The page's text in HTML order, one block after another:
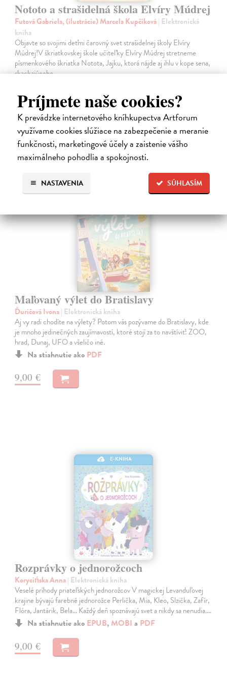
Príjmete naše cookies?
K prevádzke internetového kníhkupectva Artforum
využívame cookies slúžiace na zabezpečenie a meranie
funkčnosti, marketingové účely a zaistenie vášho
maximálneho pohodlia a spokojnosti.
SÚHLASÍM
NASTAVENIA
Nototo a strašidelná škola Elvíry Múdrej
Futová Gabriela, (ilustrácie) Marcela Kupčíková| Elektronická
kniha
Objavte so svojimi deťmi čarovný svet strašidelnej školy Elvíry
Múdrej!V škriatkovskej škole učiteľky Elvíry Múdrej stretneme
písmenkového škriatka Notota, Jajku, ktorá nájde aj ihlu v kope sena,
skackajúceho…
10,49 €
Maľovaný výlet do Bratislavy
Ďuričová Ivona| Elektronická kniha
Aj vy radi chodíte na výlety? Potom vás pozývame do Bratislavy, kde
je mnoho jedinečných zaujímavostí, ktoré stojí za to navštíviť: ZOO,
hrad, Dunaj, UFO a všeličo iné.
Na stiahnutie ako PDF
9,00 €
E-KNIHA
Rozprávky o jednorožcoch
Korycińska Anna| Elektronická kniha
Veselé príhody priateľských jednorožcov V magickej Levanduľovej
krajine bývajú farebné jednorožce Perlička, Mia, Kleo, Slzička, Zafír,
Flóra, Jantárik, Bela... Každý deň spoznávajú svet a nikdy sa nenudia.…
Na stiahnutie ako EPUB, MOBI a PDF
9,00 €